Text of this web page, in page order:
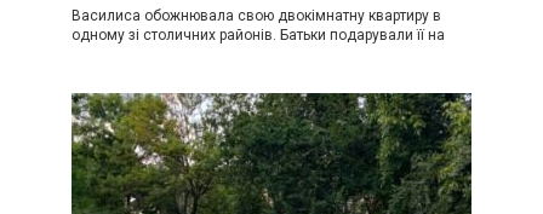
Василиса обожнювала свою двокімнатну квартиру в
одному зі столичних районів. Батьки подарували її на